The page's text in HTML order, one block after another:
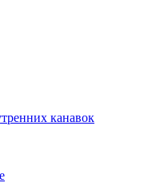
канавок